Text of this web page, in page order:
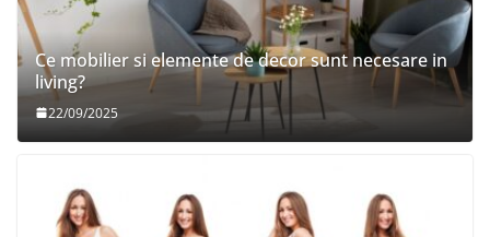
Ce mobilier si elemente de decor sunt necesare in
living?
22/09/2025